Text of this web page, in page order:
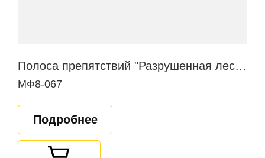
Полоса препятствий "Разрушенная лестница"
МФ8-067
Подробнее